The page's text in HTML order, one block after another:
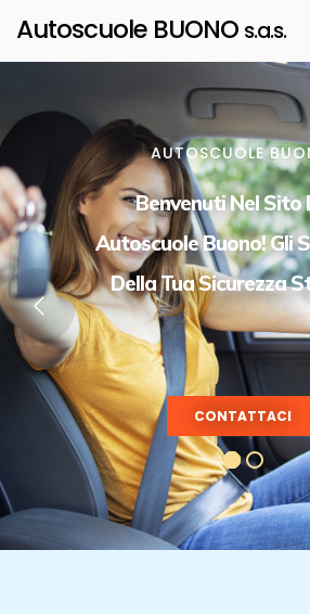
Autoscuole BUONO s.a.s.
AUTOSCUOLE
Benvenuti Nel Sito
Autoscuole Buono! Gli
Della Tua Sicurezza
CONTATTACI